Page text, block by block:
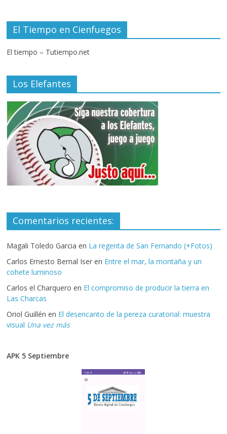
El Tiempo en Cienfuegos
El tiempo – Tutiempo.net
Los Elefantes
Comentarios recientes:
Magali Toledo Garcia en La regenta de San Fernando (+Fotos)
Carlos Ernesto Bernal Iser en Entre el mar, la montaña y un
cohete luminoso
Carlos el Charquero en El compromiso de producir la tierra en
Las Charcas
Oriol Guillén en El desencanto de la pereza curatorial: muestra
visual Una vez más
APK 5 Septiembre